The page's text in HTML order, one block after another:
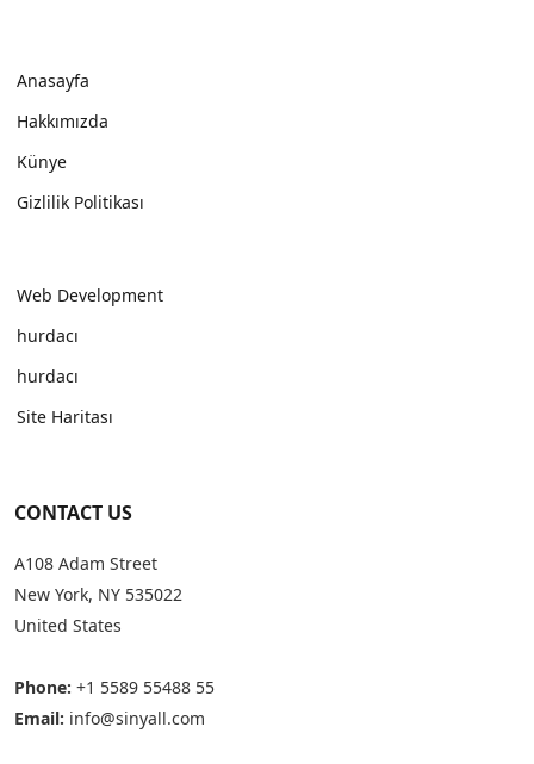
Anasayfa
Hakkımızda
Künye
Gizlilik Politikası
Web Development
hurdacı
hurdacı
Site Haritası
CONTACT US
A108 Adam Street
New York, NY 535022
United States
Phone: +1 5589 55488 55
Email: info@sinyall.com